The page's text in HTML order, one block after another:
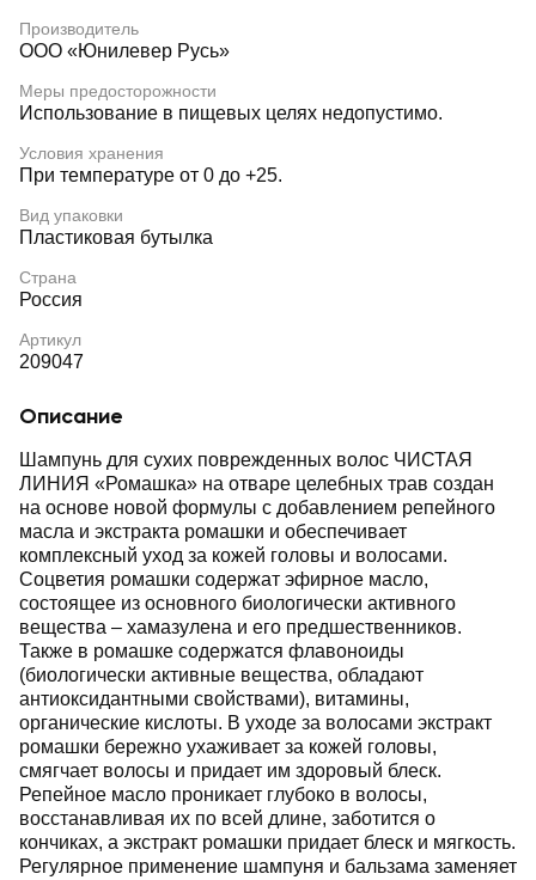
Производитель
ООО «Юнилевер Русь»
Меры предосторожности
Использование в пищевых целях недопустимо.
Условия хранения
При температуре от 0 до +25.
Вид упаковки
Пластиковая бутылка
Страна
Россия
Артикул
209047
Описание
Шампунь для сухих поврежденных волос ЧИСТАЯ
ЛИНИЯ «Ромашка» на отваре целебных трав создан
на основе новой формулы с добавлением репейного
масла и экстракта ромашки и обеспечивает
комплексный уход за кожей головы и волосами.
Соцветия ромашки содержат эфирное масло,
состоящее из основного биологически активного
вещества – хамазулена и его предшественников.
Также в ромашке содержатся флавоноиды
(биологически активные вещества, обладают
антиоксидантными свойствами), витамины,
органические кислоты. В уходе за волосами экстракт
ромашки бережно ухаживает за кожей головы,
смягчает волосы и придает им здоровый блеск.
Репейное масло проникает глубоко в волосы,
восстанавливая их по всей длине, заботится о
кончиках, а экстракт ромашки придает блеск и мягкость.
Регулярное применение шампуня и бальзама заменяет